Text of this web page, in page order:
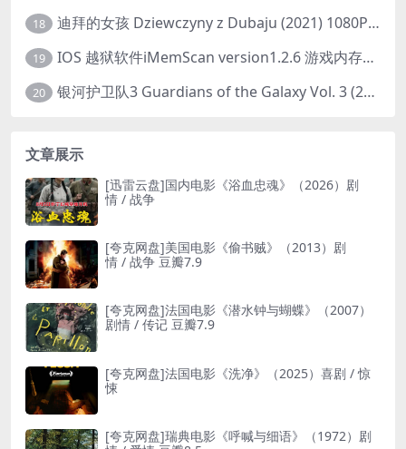
18 迪拜的女孩 Dziewczyny z Dubaju (2021) 1080P 中字
19 IOS 越狱软件iMemScan version1.2.6 游戏内存修改器
20 银河护卫队3 Guardians of the Galaxy Vol. 3 (2023)4K高清资源1080p只分享精品
文章展示
[迅雷云盘]国内电影《浴血忠魂》（2026）剧
情 / 战争
[夸克网盘]美国电影《偷书贼》（2013）剧
情 / 战争 豆瓣7.9
[夸克网盘]法国电影《潜水钟与蝴蝶》（2007）
剧情 / 传记 豆瓣7.9
[夸克网盘]法国电影《洗净》（2025）喜剧 / 惊
悚
[夸克网盘]瑞典电影《呼喊与细语》（1972）剧